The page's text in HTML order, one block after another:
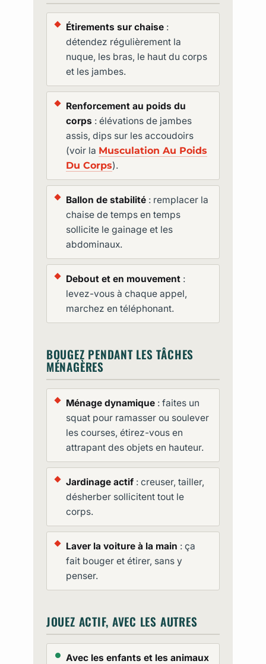
Étirements sur chaise:
détendez régulièrement la
nuque, les bras, le haut du corps
et les jambes.
Renforcement au poids du
corps : élévations de jambes
assis, dips sur les accoudoirs
(voir la Musculation Au Poids
Du Corps).
Ballon de stabilité: remplacer la
chaise de temps en temps
sollicite le gainage et les
abdominaux.
Debout et en mouvement:
levez-vous à chaque appel,
marchez en téléphonant.
BOUGEZ PENDANT LES TÂCHES
MÉNAGÈRES
Ménage dynamique: faites un
squat pour ramasser ou soulever
les courses, étirez-vous en
attrapant des objets en hauteur.
Jardinage actif: creuser, tailler,
désherber sollicitent tout le
corps.
Laver la voiture à la main : ça
fait bouger et étirer, sans y
penser.
JOUEZ ACTIF, AVEC LES AUTRES
Avec les enfants et les animaux